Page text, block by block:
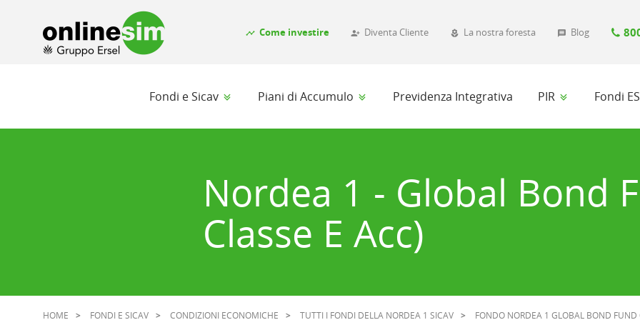
timeline Come investire person_add_alt_1 Diventa Cliente local_florist La nostra foresta message Blog
Fondi e Sicav Piani di Accumulo Previdenza Integrativa PIR Fondi
Nordea 1 - Global Bond
Classe E Acc)
HOME FONDI E SICAV CONDIZIONI ECONOMICHE TUTTI I FONDI DELLA NORDEA 1 SICAV FONDO NORDEA 1 GLOBAL BOND FUND